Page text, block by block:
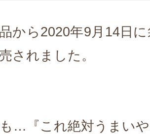
から2020年9月14日
されました。
…『これ絶対うまい